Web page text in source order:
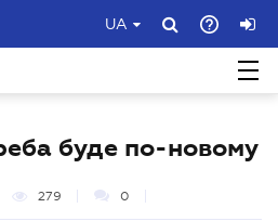
UA
буде по-новому
279 0